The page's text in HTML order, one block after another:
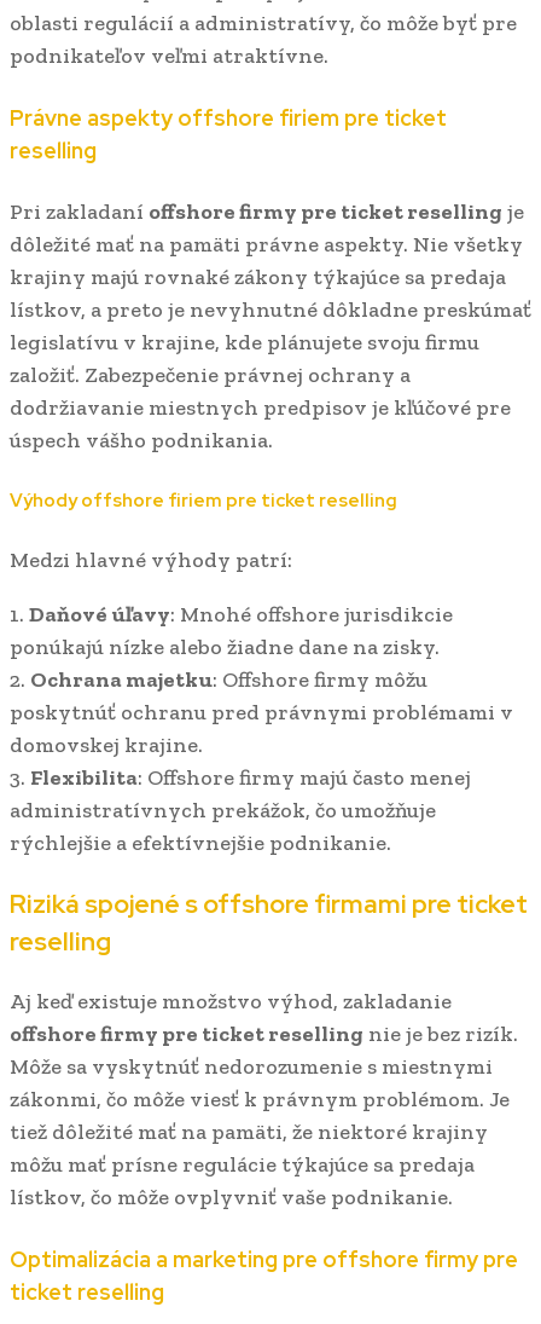
oblasti regulácií a administratívy, čo môže byť pre
podnikateľov veľmi atraktívne.
Právne aspekty offshore firiem pre ticket
reselling
Pri zakladaní offshore firmy pre ticket reselling je
dôležité mať na pamäti právne aspekty. Nie všetky
krajiny majú rovnaké zákony týkajúce sa predaja
lístkov, a preto je nevyhnutné dôkladne preskúmať
legislatívu v krajine, kde plánujete svoju firmu
založiť. Zabezpečenie právnej ochrany a
dodržiavanie miestnych predpisov je kľúčové pre
úspech vášho podnikania.
Výhody offshore firiem pre ticket reselling
Medzi hlavné výhody patrí:
1. Daňové úľavy: Mnohé offshore jurisdikcie
ponúkajú nízke alebo žiadne dane na zisky.
2. Ochrana majetku: Offshore firmy môžu
poskytnúť ochranu pred právnymi problémami v
domovskej krajine.
3. Flexibilita: Offshore firmy majú často menej
administratívnych prekážok, čo umožňuje
rýchlejšie a efektívnejšie podnikanie.
Riziká spojené s offshore firmami pre ticket
reselling
Aj keď existuje množstvo výhod, zakladanie
offshore firmy pre ticket reselling nie je bez rizík.
Môže sa vyskytnúť nedorozumenie s miestnymi
zákonmi, čo môže viesť k právnym problémom. Je
tiež dôležité mať na pamäti, že niektoré krajiny
môžu mať prísne regulácie týkajúce sa predaja
lístkov, čo môže ovplyvniť vaše podnikanie.
Optimalizácia a marketing pre offshore firmy pre
ticket reselling